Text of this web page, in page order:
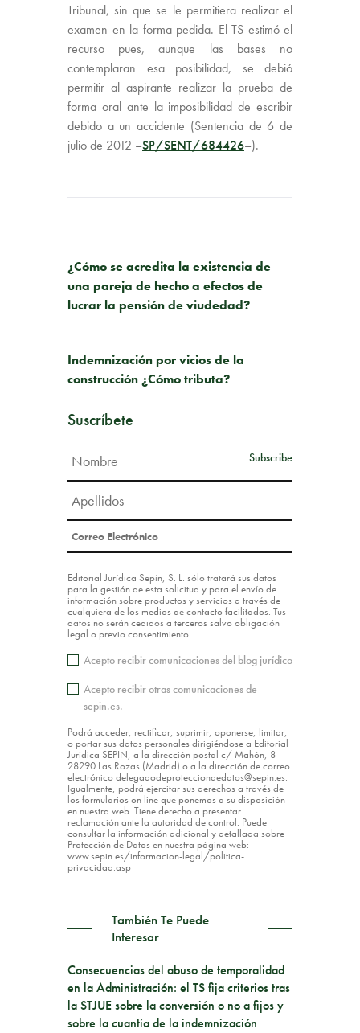
Tribunal, sin que se le permitiera realizar el
examen en la forma pedida. El TS estimó el
recurso pues, aunque las bases no
contemplaran esa posibilidad, se debió
permitir al aspirante realizar la prueba de
forma oral ante la imposibilidad de escribir
debido a un accidente (Sentencia de 6 de
julio de 2012 –SP/SENT/684426–).
¿Cómo se acredita la existencia de
una pareja de hecho a efectos de
lucrar la pensión de viudedad?
Indemnización por vicios de la
construcción ¿Cómo tributa?
Suscríbete
Editorial Jurídica Sepín, S. L. sólo tratará sus datos
para la gestión de esta solicitud y para el envío de
información sobre productos y servicios a través de
cualquiera de los medios de contacto facilitados. Tus
datos no serán cedidos a terceros salvo obligación
legal o previo consentimiento.
Acepto recibir comunicaciones del blog jurídico
Acepto recibir otras comunicaciones de
sepin.es.
Podrá acceder, rectificar, suprimir, oponerse, limitar,
o portar sus datos personales dirigiéndose a Editorial
Jurídica SEPIN, a la dirección postal c/ Mahón, 8 –
28290 Las Rozas (Madrid) o a la dirección de correo
electrónico delegadodeprotecciondedatos@sepin.es.
Igualmente, podrá ejercitar sus derechos a través de
los formularios on line que ponemos a su disposición
en nuestra web. Tiene derecho a presentar
reclamación ante la autoridad de control. Puede
consultar la información adicional y detallada sobre
Protección de Datos en nuestra página web:
www.sepin.es/informacion-legal/politica-
privacidad.asp
También Te Puede
Interesar
Consecuencias del abuso de temporalidad
en la Administración: el TS fija criterios tras
la STJUE sobre la conversión o no a fijos y
sobre la cuantía de la indemnización